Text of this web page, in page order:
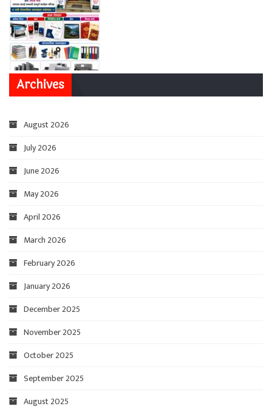
Archives
August 2026
July 2026
June 2026
May 2026
April 2026
March 2026
February 2026
January 2026
December 2025
November 2025
October 2025
September 2025
August 2025